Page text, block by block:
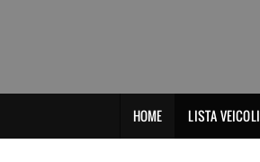
HOME LISTA VEICOLI